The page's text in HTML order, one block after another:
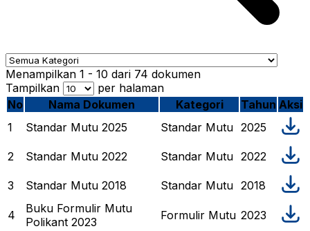
Menampilkan 1 - 10 dari 74 dokumen
Tampilkan
per halaman
No
Nama Dokumen Kategori Tahun Aksi
1
Standar Mutu 2025 Standar Mutu 2025
2 Standar Mutu 2022 Standar Mutu 2022
3 Standar Mutu 2018 Standar Mutu 2018
4
Buku Formulir Mutu
Polikant 2023
Formulir Mutu 2023